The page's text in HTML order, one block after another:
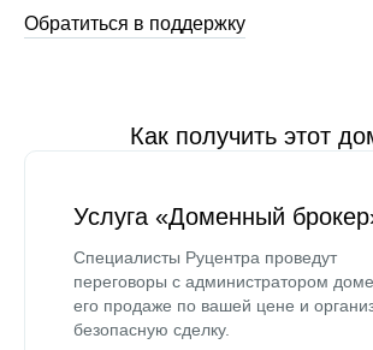
Обратиться в поддержку
Как получить этот
Услуга «Доменный
Специалисты Руцентра проведут
переговоры с администратором
его продаже по вашей цене и
безопасную сделку.